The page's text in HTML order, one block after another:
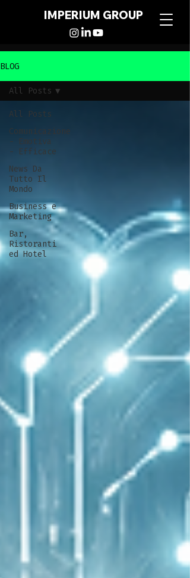
IMPERIUM GROUP
BLOG
All Posts
Comunicazione
- Emotiva
- Efficace
News Da
Tutto Il
Mondo
Business e
Marketing
Bar,
Ristoranti
ed Hotel
All Posts